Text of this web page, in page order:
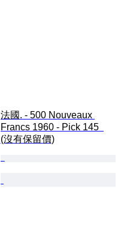
法國. - 500 Nouveaux
Francs 1960 - Pick 145
(沒有保留價)